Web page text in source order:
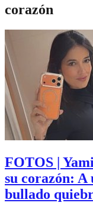
corazón
FOTOS |
su corazón: A
bullado